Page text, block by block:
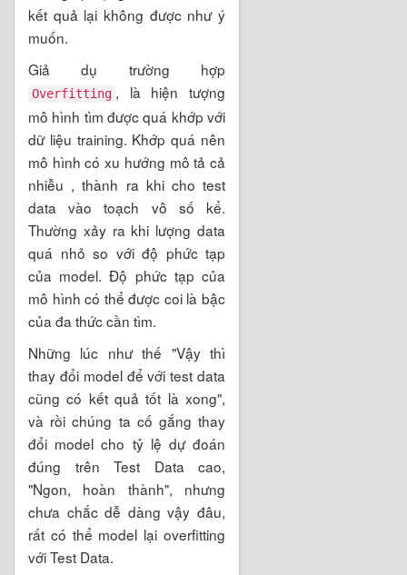
kết quả lại không được như ý
muốn.
Giả dụ trường hợp
Overfitting , là hiện tượng
mô hình tìm được quá khớp với
dữ liệu training. Khớp quá nên
mô hình có xu hướng mô tả cả
nhiễu , thành ra khi cho test
data vào toạch vô số kể.
Thường xảy ra khi lượng data
quá nhỏ so với độ phức tạp
của model. Độ phức tạp của
mô hình có thể được coi là bậc
của đa thức cần tìm.
Những lúc như thế "Vậy thì
thay đổi model để với test data
cũng có kết quả tốt là xong",
và rồi chúng ta cố gắng thay
đổi model cho tỷ lệ dự đoán
đúng trên Test Data cao,
"Ngon, hoàn thành", nhưng
chưa chắc dễ dàng vậy đâu,
rất có thể model lại overfitting
với Test Data.